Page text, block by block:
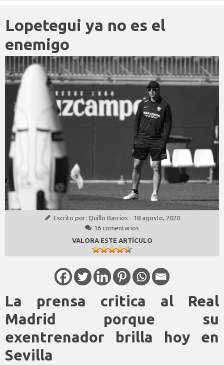
Lopetegui ya no es el
enemigo
Escrito por: Quillo Barrios - 18 agosto, 2020
16 comentarios
VALORA ESTE ARTÍCULO
La prensa critica al Real
Madrid porque su
exentrenador brilla hoy en
Sevilla